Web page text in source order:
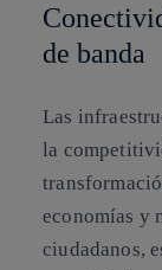
de banda
Las
la
economías y
ciudadanos,